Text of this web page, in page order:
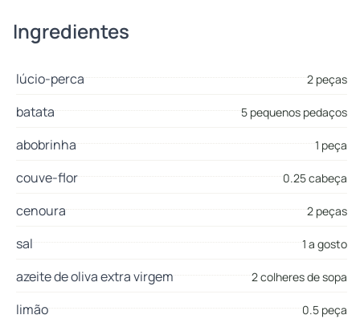
Ingredientes
lúcio-perca 2 peças
batata 5 pequenos pedaços
abobrinha 1 peça
couve-flor 0.25 cabeça
cenoura 2 peças
sal 1 a gosto
azeite de oliva extra virgem 2 colheres de sopa
limão 0.5 peça